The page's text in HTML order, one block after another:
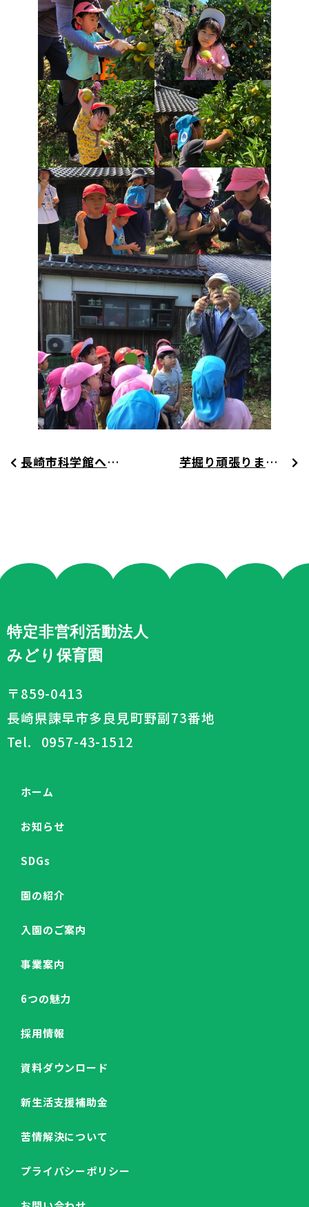
長崎市科学館へ行きました☆ 芋掘り頑張りました♪
特定非営利活動法人
みどり保育園
〒859-0413
長崎県諫早市多良見町野副73番地
Tel. 0957-43-1512
ホーム
お知らせ
SDGs
園の紹介
入園のご案内
事業案内
6つの魅力
採用情報
資料ダウンロード
新生活支援補助金
苦情解決について
プライバシーポリシー